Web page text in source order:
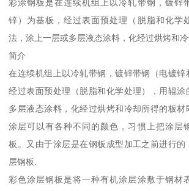
彩涂钢板是在连续机组上以冷轧带钢，镀锌
锌）为基板，经过表面预处理（脱脂和化学
法，涂上一层或多层液态涂料，化经过烘烤和冷
简介
在连续机组上以冷轧带钢，镀锌带钢（电镀锌
经过表面预处理（脱脂和化学处理），用辊涂
多层液态涂料，化经过烘烤和冷却所得的板
涂层可以有各种不同的颜色，习惯上把涂层
板。又由于涂层是在钢板成型加工之前进行的
层钢板.
彩色涂层钢板是将一种有机涂层涂敷于钢材